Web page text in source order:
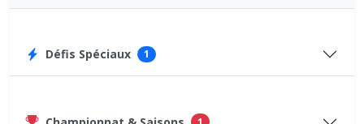
Défis Spéciaux 1